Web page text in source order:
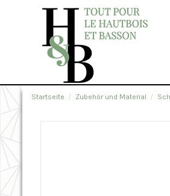
Startseite Zubehör und Material